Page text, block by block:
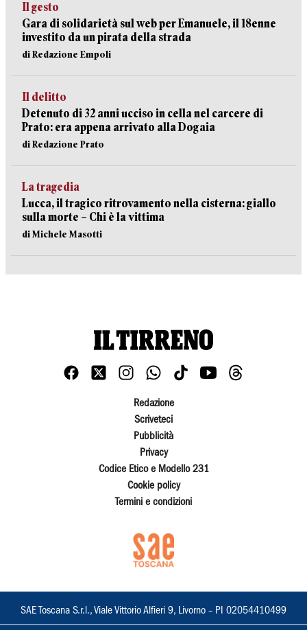
Il gesto
Gara di solidarietà sul web per Emanuele, il 18enne
investito da un pirata della strada
di Redazione Empoli
Il delitto
Detenuto di 32 anni ucciso in cella nel carcere di
Prato: era appena arrivato alla Dogaia
di Redazione Prato
La tragedia
Lucca, il tragico ritrovamento nella cisterna: giallo
sulla morte – Chi è la vittima
di Michele Masotti
Redazione
Scriveteci
Pubblicità
Privacy
Codice Etico e Modello 231
Cookie policy
Termini e condizioni
SAE Toscana S.r.l., Viale Vittorio Alfieri 9, Livorno – PI 02054410499